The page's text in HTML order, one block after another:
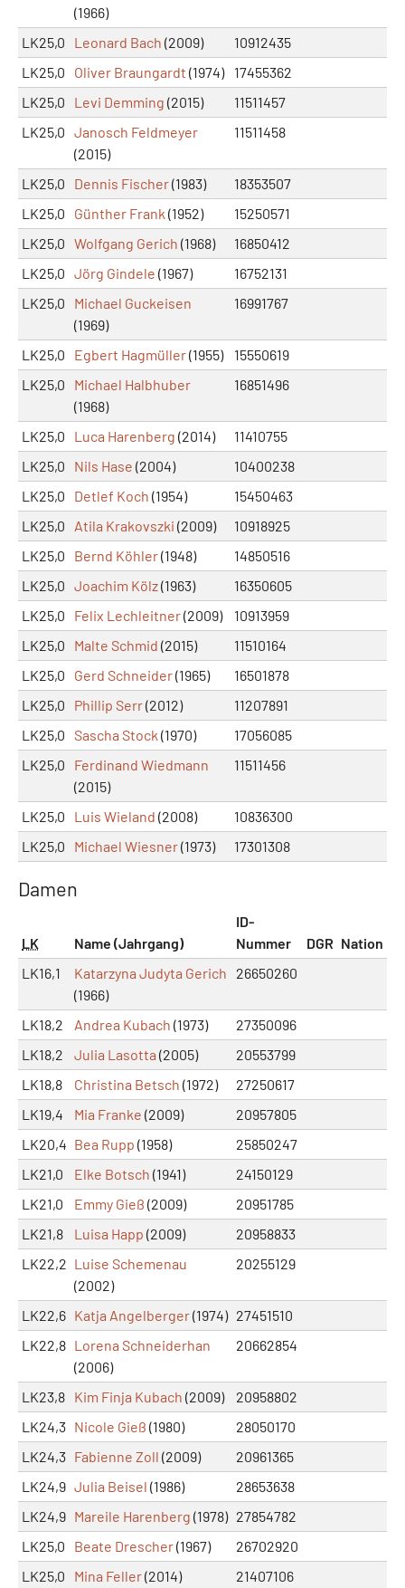
(1966)
LK25,0
Leonard Bach (2009)
10912435
LK25,0
Oliver Braungardt (1974)
17455362
LK25,0
Levi Demming (2015)
11511457
LK25,0 Janosch Feldmeyer
(2015)
11511458
LK25,0 Dennis Fischer(1983)
18353507
LK25,0
Günther Frank (1952)
15250571
LK25,0 Wolfgang Gerich (1968)
16850412
LK25,0 Jörg Gindele (1967)
16752131
LK25,0
Michael Guckeisen
(1969)
16991767
LK25,0 Egbert Hagmüller(1955)
15550619
LK25,0
Michael Halbhuber
(1968)
16851496
LK25,0 Luca Harenberg (2014)
11410755
LK25,0
Nils Hase (2004)
10400238
LK25,0
Detlef Koch (1954)
15450463
LK25,0
Atila Krakovszki (2009)
10918925
LK25,0
Bernd Köhler(1948)
14850516
LK25,0 Joachim Kölz(1963)
16350605
LK25,0
Felix Lechleitner(2009)
10913959
LK25,0
Malte Schmid (2015)
11510164
LK25,0
Gerd Schneider(1965)
16501878
LK25,0
Phillip Serr(2012)
11207891
LK25,0 Sascha Stock (1970)
17056085
LK25,0
Ferdinand Wiedmann
(2015)
11511456
LK25,0 Luis Wieland (2008)
10836300
LK25,0
Michael Wiesner(1973) 17301308
Damen
LK Name (Jahrgang)
ID-
Nummer
DGR Nation
LK16,1
Katarzyna Judyta Gerich
(1966)
26650260
LK18,2 Andrea Kubach (1973)
27350096
LK18,2
Julia Lasotta (2005)
20553799
LK18,8
Christina Betsch (1972)
27250617
LK19,4
Mia Franke (2009)
20957805
LK20,4 Bea Rupp (1958)
25850247
LK21,0
Elke Botsch (1941)
24150129
LK21,0
Emmy Gieß (2009)
20951785
LK21,8
Luisa Happ (2009)
20958833
LK22,2 Luise Schemenau
(2002)
20255129
LK22,6 Katja Angelberger(1974) 27451510
LK22,8 Lorena Schneiderhan
(2006)
20662854
LK23,8 Kim Finja Kubach (2009)
20958802
LK24,3 Nicole Gieß (1980)
28050170
LK24,3 Fabienne Zoll (2009)
20961365
LK24,9 Julia Beisel (1986)
28653638
LK24,9 Mareile Harenberg (1978) 27854782
LK25,0
Beate Drescher(1967)
26702920
LK25,0
Mina Feller(2014)
21407106